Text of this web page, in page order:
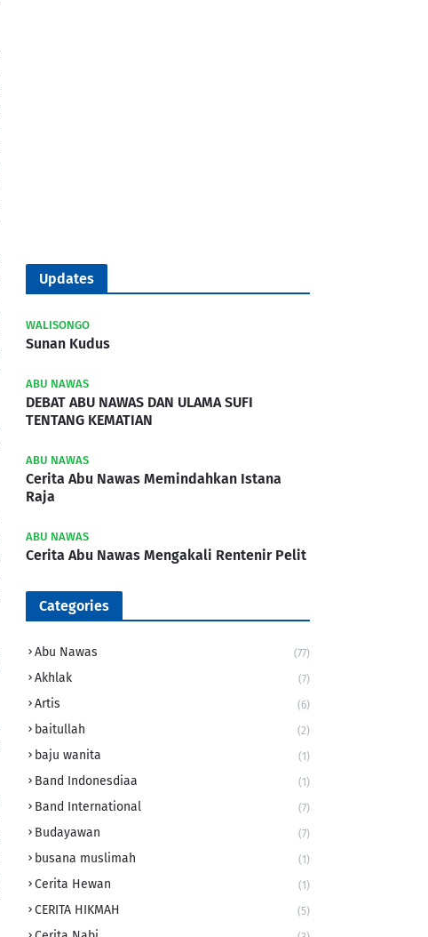
Updates
WALISONGO
Sunan Kudus
ABU NAWAS
DEBAT ABU NAWAS DAN ULAMA SUFI
TENTANG KEMATIAN
ABU NAWAS
Cerita Abu Nawas Memindahkan Istana
Raja
ABU NAWAS
Cerita Abu Nawas Mengakali Rentenir Pelit
Categories
Abu Nawas (77)
Akhlak (7)
Artis (6)
baitullah (2)
baju wanita (1)
Band Indonesdiaa (1)
Band International (7)
Budayawan (7)
busana muslimah (1)
Cerita Hewan (1)
CERITA HIKMAH (5)